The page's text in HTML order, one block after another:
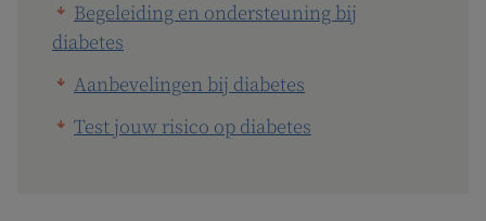
Begeleiding en ondersteuning bij
diabetes
Aanbevelingen bij diabetes
Test jouw risico op diabetes